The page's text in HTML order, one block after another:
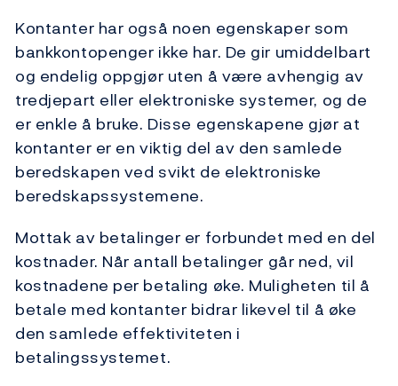
Kontanter har også noen egenskaper som
bankkontopenger ikke har. De gir umiddelbart
og endelig oppgjør uten å være avhengig av
tredjepart eller elektroniske systemer, og de
er enkle å bruke. Disse egenskapene gjør at
kontanter er en viktig del av den samlede
beredskapen ved svikt de elektroniske
beredskapssystemene.
Mottak av betalinger er forbundet med en del
kostnader. Når antall betalinger går ned, vil
kostnadene per betaling øke. Muligheten til å
betale med kontanter bidrar likevel til å øke
den samlede effektiviteten i
betalingssystemet.